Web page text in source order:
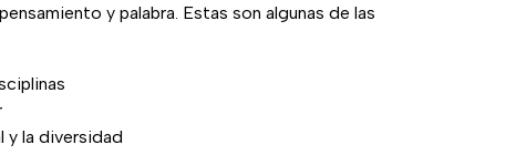
y palabra. Estas son algunas de las
y la diversidad